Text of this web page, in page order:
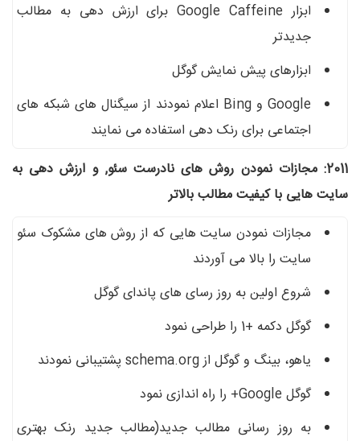
ابزار Google Caffeine برای ارزش دهی به مطالب
جدیدتر
ابزارهای پیش نمایش گوگل
Google و Bing اعلام نمودند از سیگنال های شبکه های
اجتماعی برای رنک دهی استفاده می نمایند
2011: مجازات نمودن روش های نادرست سئو, و ارزش دهی به
سایت هایی با کیفیت مطالب بالاتر
مجازات نمودن سایت هایی که از روش های مشکوک سئو
سایت را بالا می آوردند
شروع اولین به روز رسای های پاندای گوگل
گوگل دکمه +1 را طراحی نمود
یاهو، بینگ و گوگل از schema.org پشتیبانی نمودند
گوگل Google+ را راه اندازی نمود
به روز رسانی مطالب جدید(مطالب جدید رنک بهتری